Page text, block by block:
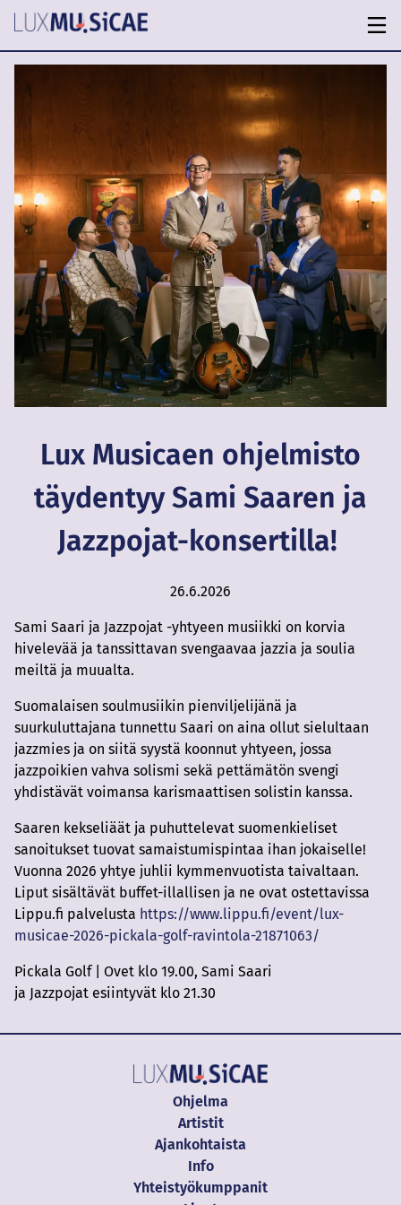
Lux Musicaen ohjelmisto
täydentyy Sami Saaren ja
Jazzpojat-konsertilla!
26.6.2026
Sami Saari ja Jazzpojat -yhtyeen musiikki on korvia
hivelevää ja tanssittavan svengaavaa jazzia ja soulia
meiltä ja muualta.
Suomalaisen soulmusiikin pienviljelijänä ja
suurkuluttajana tunnettu Saari on aina ollut sielultaan
jazzmies ja on siitä syystä koonnut yhtyeen, jossa
jazzpoikien vahva solismi sekä pettämätön svengi
yhdistävät voimansa karismaattisen solistin kanssa.
Saaren kekseliäät ja puhuttelevat suomenkieliset
sanoitukset tuovat samaistumispintaa ihan jokaiselle!
Vuonna 2026 yhtye juhlii kymmenvuotista taivaltaan.
Liput sisältävät buffet-illallisen ja ne ovat ostettavissa
Lippu.fi palvelusta https://www.lippu.fi/event/lux-
musicae-2026-pickala-golf-ravintola-21871063/
Pickala Golf | Ovet klo 19.00, Sami Saari
ja Jazzpojat esiintyvät klo 21.30
Ohjelma
Artistit
Ajankohtaista
Info
Yhteistyökumppanit